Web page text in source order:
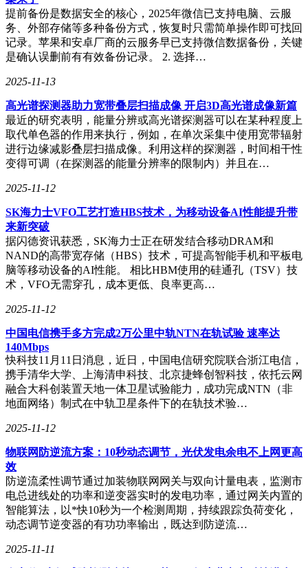
提前备份是数据安全的核心，2025年微信已支持电脑、云服
务、外部存储等多种备份方式，恢复时只需简单操作即可找回
记录。苹果和安卓厂商的云服务早已支持微信数据备份，关键
是确认误删前有有效备份记录。 2. 选择…
2025-11-13
高光谱探测器助力宽带叠层扫描成像 开启3D高光谱成像新篇
最近的研究表明，能量分辨或高光谱探测器可以在某种程度上
取代单色器的作用来执行，例如，在单次采集中使用宽带辐射
进行边缘减影叠层扫描成像。利用这样的探测器，时间相干性
变得可调（在探测器的能量分辨率的限制内）并且在…
2025-11-12
SK海力士VFO工艺打造HBS技术，为移动设备AI性能提升带
来新突破
据闪德资讯获悉，SK海力士正在研发结合移动DRAM和
NAND的高带宽存储（HBS）技术，可提高智能手机和平板电
脑等移动设备的AI性能。 相比HBM使用的硅通孔（TSV）技
术，VFO无需穿孔，成本更低、良率更高…
2025-11-12
中国电信携手多方完成2万公里中轨NTN在轨试验 速率达
140Mbps
快科技11月11日消息，近日，中国电信研究院联合浙江电信，
携手清华大学、上海清申科技、北京捷蜂创智科技，依托云网
融合大科创装置天地一体卫星试验能力，成功完成NTN（非
地面网络）制式在中轨卫星条件下的在轨技术验…
2025-11-12
物联网防逆流方案：10秒动态调节，光伏发电余电不上网更高
效
防逆流柔性调节通过加装物联网网关与双向计量电表，监测市
电总进线处的功率和逆变器实时的发电功率，通过网关内置的
智能算法，以*快10秒为一个检测周期，持续跟踪负荷变化，
动态调节逆变器的有功功率输出，既达到防逆流…
2025-11-11